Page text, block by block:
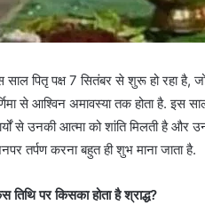
साल पितृ पक्ष 7 सितंबर से शुरू हो रहा है,
से आश्विन अमावस्या तक होता है. इस
से उनकी आत्मा को शांति मिलती है और
तर्पण करना बहुत ही शुभ माना जाता है.
तिथि पर किसका होता है श्राद्ध?